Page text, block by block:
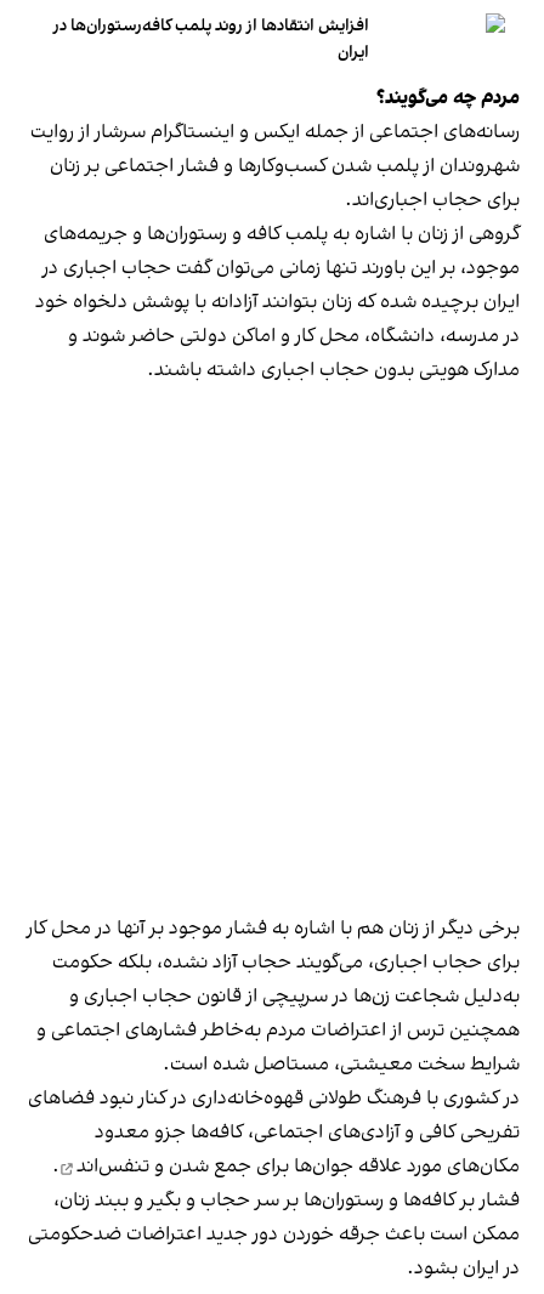
افزایش انتقادها از روند پلمب کافه‌رستوران‌ها در
ایران
مردم چه می‌گویند؟
رسانه‎‌های اجتماعی از جمله ایکس و اینستاگرام سرشار از روایت
شهروندان از پلمب شدن کسب‌وکارها و فشار اجتماعی بر زنان
برای حجاب اجباری‌اند.
گروهی از زنان با اشاره به پلمب کافه و رستوران‌ها و جریمه‌های
موجود، بر این باورند تنها زمانی می‌توان گفت حجاب اجباری در
ایران برچیده شده که زنان بتوانند آزادانه با پوشش دلخواه خود
در مدرسه، دانشگاه، محل کار و اماکن دولتی حاضر شوند و
مدارک هویتی بدون حجاب اجباری داشته باشند.
برخی دیگر از زنان هم با اشاره به فشار موجود بر آنها در محل کار
برای حجاب اجباری، می‌گویند حجاب آزاد نشده، بلکه حکومت
به‌دلیل شجاعت زن‌ها در سرپیچی از قانون حجاب اجباری و
همچنین ترس از اعتراضات مردم به‌خاطر فشارهای اجتماعی و
شرایط سخت معیشتی، مستاصل شده است.
در کشوری با فرهنگ طولانی قهوه‌‌خانه‌داری در کنار نبود فضاهای
تفریحی کافی و آزادی‌های اجتماعی، کافه‌ها جزو معدود
مکان‌های مورد علاقه جوان‌ها برای جمع شدن و تنفس‌اند
.
فشار بر کافه‌ها و رستوران‌ها بر سر حجاب و بگیر و ببند زنان،
ممکن است باعث جرقه خوردن دور جدید اعتراضات ضدحکومتی
در ایران بشود.